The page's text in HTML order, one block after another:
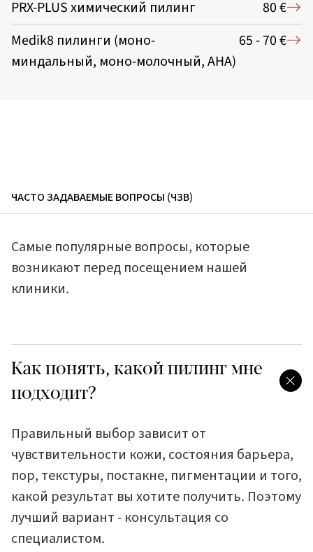
PRX-PLUS химический пилинг
80 €
Medik8 пилинги (моно-
миндальный, моно-молочный, AHA)
65 - 70 €
ЧАСТО ЗАДАВАЕМЫЕ ВОПРОСЫ (ЧЗВ)
Самые популярные вопросы, которые
возникают перед посещением нашей
клиники.
Как понять, какой пилинг мне
подходит?
Правильный выбор зависит от
чувствительности кожи, состояния барьера,
пор, текстуры, постакне, пигментации и того,
какой результат вы хотите получить. Поэтому
лучший вариант - консультация со
специалистом.